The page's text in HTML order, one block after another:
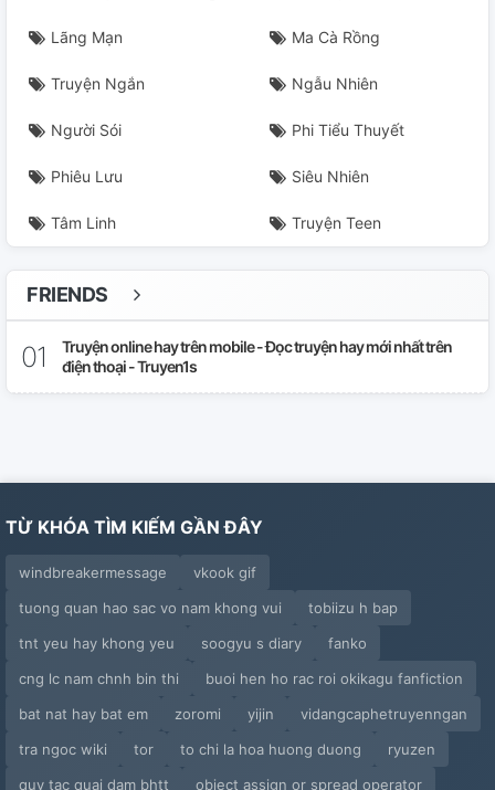
Lãng Mạn Ma Cà Rồng
Truyện Ngắn Ngẫu Nhiên
Người Sói Phi Tiểu Thuyết
Phiêu Lưu Siêu Nhiên
Tâm Linh Truyện Teen
FRIENDS
Truyện online hay trên mobile - Đọc truyện hay mới nhất trên
điện thoại - Truyen1s
TỪ KHÓA TÌM KIẾM GẦN ĐÂY
windbreakermessage
vkook gif
tuong quan hao sac vo nam khong vui
tobiizu h bap
tnt yeu hay khong yeu
soogyu s diary
fanko
cng lc nam chnh bin thi
buoi hen ho rac roi okikagu fanfiction
bat nat hay bat em
zoromi yijin
vidangcaphetruyenngan
tra ngoc wiki
tor to chi la hoa huong duong
ryuzen
quy tac quai dam bhtt
object assign or spread operator